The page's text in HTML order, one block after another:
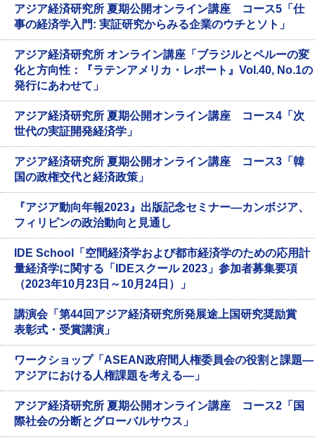
アジア経済研究所 夏期公開オンライン講座 コース5「仕
事の経済学入門: 実証研究からみる企業のウチとソト」
アジア経済研究所 オンライン講座「ブラジルとペルーの変
化と方向性：『ラテンアメリカ・レポート』Vol.40, No.1の
発行にあわせて」
アジア経済研究所 夏期公開オンライン講座 コース4「次
世代の実証開発経済学」
アジア経済研究所 夏期公開オンライン講座 コース3「韓
国の政権交代と経済政策」
『アジア動向年報2023』出版記念セミナー―カンボジア、
フィリピンの政治動向と見通し
IDE School「空間経済学および都市経済学のための応用計
量経済学に関する「IDEスクール 2023」参加者募集要項
（2023年10月23日～10月24日）」
講演会「第44回アジア経済研究所発展途上国研究奨励賞
表彰式・受賞講演」
ワークショップ「ASEAN政府間人権委員会の役割と課題―
アジアにおける人権課題を考える―」
アジア経済研究所 夏期公開オンライン講座 コース2「国
際社会の分断とグローバルサウス」